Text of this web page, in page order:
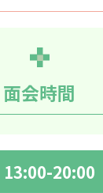
面会時間
13:00-20:00